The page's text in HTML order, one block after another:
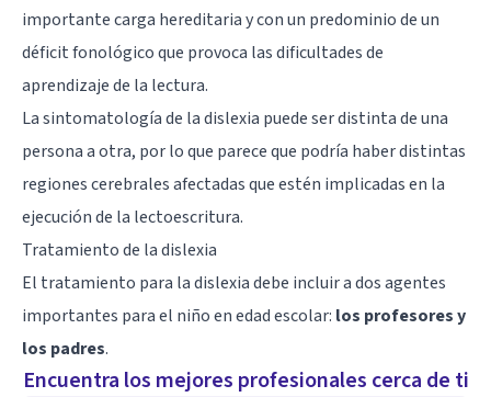
importante carga hereditaria y con un predominio de un
déficit fonológico que provoca las dificultades de
aprendizaje de la lectura.
La sintomatología de la dislexia puede ser distinta de una
persona a otra, por lo que parece que podría haber distintas
regiones cerebrales afectadas que estén implicadas en la
ejecución de la lectoescritura.
Tratamiento de la dislexia
El tratamiento para la dislexia debe incluir a dos agentes
importantes para el niño en edad escolar: los profesores y
los padres.
Encuentra los mejores profesionales cerca de ti